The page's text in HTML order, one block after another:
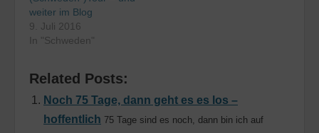
weiter im Blog
9. Juli 2016
In "Schweden"
Related Posts:
Noch 75 Tage, dann geht es es los –
hoffentlich 75 Tage sind es noch, dann bin ich auf